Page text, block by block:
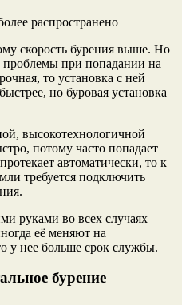
распространено
скорость бурения выше. Но
проблемы при попадании на
то установка с ней
но буровая установка
высокотехнологичной
потому часто попадает
автоматически, то к
требуется подключить
руками во всех случаях
её меняют на
у нее больше срок службы.
бурение